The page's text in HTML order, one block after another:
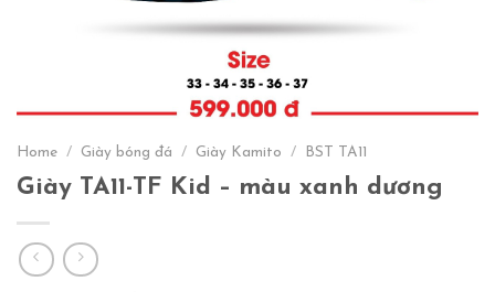
Home / Giày bóng đá / Giày Kamito / BST TA11
Giày TA11-TF Kid – màu xanh dương